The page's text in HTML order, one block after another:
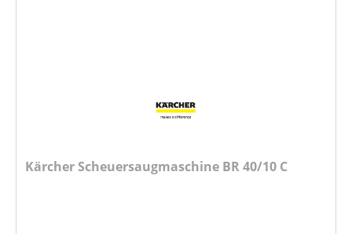
Kärcher Scheuersaugmaschine BR 40/10 C